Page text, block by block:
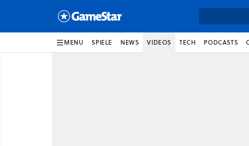
MENU SPIELE NEWS VIDEOS TECH PODCASTS